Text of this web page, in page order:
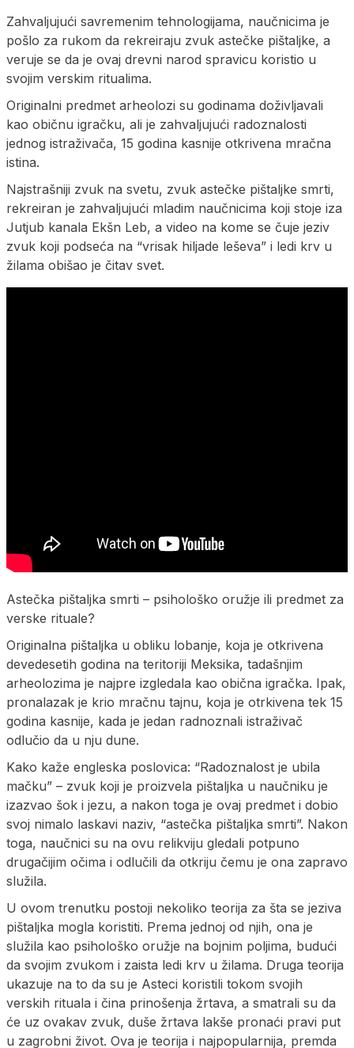
Zahvaljujući savremenim tehnologijama, naučnicima je
pošlo za rukom da rekreiraju zvuk astečke pištaljke, a
veruje se da je ovaj drevni narod spravicu koristio u
svojim verskim ritualima.
Originalni predmet arheolozi su godinama doživljavali
kao običnu igračku, ali je zahvaljujući radoznalosti
jednog istraživača, 15 godina kasnije otkrivena mračna
istina.
Najstrašniji zvuk na svetu, zvuk astečke pištaljke smrti,
rekreiran je zahvaljujući mladim naučnicima koji stoje iza
Jutjub kanala Ekšn Leb, a video na kome se čuje jeziv
zvuk koji podseća na “vrisak hiljade leševa” i ledi krv u
žilama obišao je čitav svet.
Astečka pištaljka smrti – psihološko oružje ili predmet za
verske rituale?
Originalna pištaljka u obliku lobanje, koja je otkrivena
devedesetih godina na teritoriji Meksika, tadašnjim
arheolozima je najpre izgledala kao obična igračka. Ipak,
pronalazak je krio mračnu tajnu, koja je otrkivena tek 15
godina kasnije, kada je jedan radnoznali istraživač
odlučio da u nju dune.
Kako kaže engleska poslovica: “Radoznalost je ubila
mačku” – zvuk koji je proizvela pištaljka u naučniku je
izazvao šok i jezu, a nakon toga je ovaj predmet i dobio
svoj nimalo laskavi naziv, “astečka pištaljka smrti”. Nakon
toga, naučnici su na ovu relikviju gledali potpuno
drugačijim očima i odlučili da otkriju čemu je ona zapravo
služila.
U ovom trenutku postoji nekoliko teorija za šta se jeziva
pištaljka mogla koristiti. Prema jednoj od njih, ona je
služila kao psihološko oružje na bojnim poljima, budući
da svojim zvukom i zaista ledi krv u žilama. Druga teorija
ukazuje na to da su je Asteci koristili tokom svojih
verskih rituala i čina prinošenja žrtava, a smatrali su da
će uz ovakav zvuk, duše žrtava lakše pronaći pravi put
u zagrobni život. Ova je teorija i najpopularnija, premda